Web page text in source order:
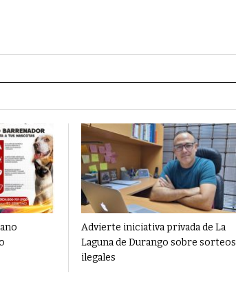
Advierte iniciativa privada de La
Laguna de Durango sobre sorteos
ilegales